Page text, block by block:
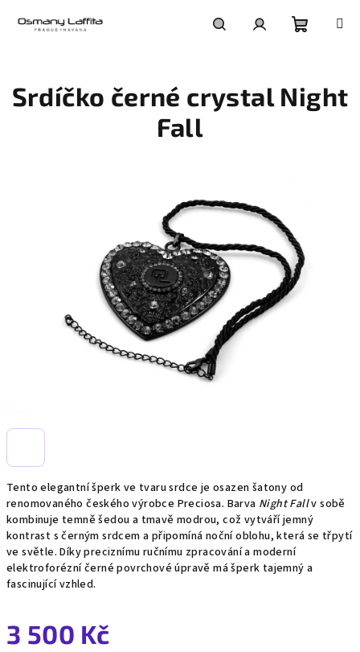
košík
Tento elegantní šperk ve tvaru srdce je osazen šatony od
renomovaného českého výrobce Preciosa. Barva Night Fallv sobě
kombinuje temně šedou a tmavě modrou, což vytváří jemný
kontrast s černým srdcem a připomíná noční oblohu, která se třpytí
ve světle. Díky preciznímu ručnímu zpracování a moderní
elektroforézní černé povrchové úpravě má šperk tajemný a
fascinující vzhled.
3 500 Kč
Srdíčko černé crystal Night
Fall